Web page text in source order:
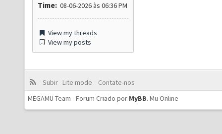
Time: 08-06-2026 às 06:36 PM
View my threads
View my posts
Subir Lite mode
Contate-nos
MEGAMU Team - Forum Criado por MyBB. Mu Online